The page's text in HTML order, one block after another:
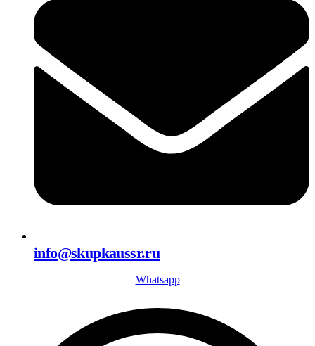
info@skupkaussr.ru
Whatsapp